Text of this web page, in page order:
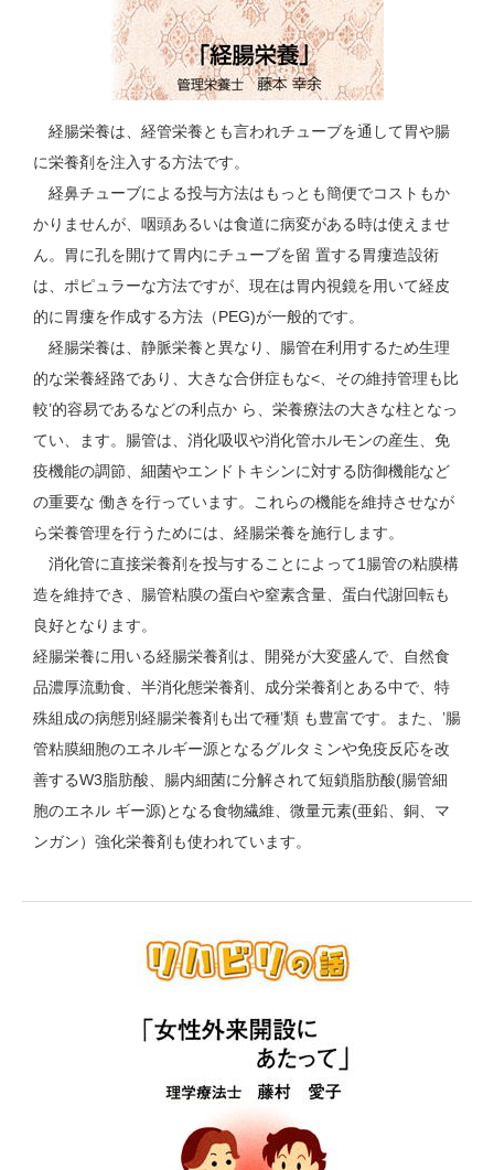
経腸栄養は、経管栄養とも言われチューブを通して胃や腸
に栄養剤を注入する方法です。
経鼻チューブによる投与方法はもっとも簡便でコストもか
かりませんが、咽頭あるいは食道に病変がある時は使えませ
ん。胃に孔を開けて胃内にチューブを留 置する胃瘻造設術
は、ポピュラーな方法ですが、現在は胃内視鏡を用いて経皮
的に胃瘻を作成する方法（PEG)が一般的です。
経腸栄養は、静脈栄養と異なり、腸管在利用するため生理
的な栄養経路であり、大きな合併症もな<、その維持管理も比
較’的容易であるなどの利点か ら、栄養療法の大きな柱となっ
てい、ます。腸管は、消化吸収や消化管ホルモンの産生、免
疫機能の調節、細菌やエンドトキシンに対する防御機能など
の重要な 働きを行っています。これらの機能を維持させなが
ら栄養管理を行うためには、経腸栄養を施行します。
消化管に直接栄養剤を投与することによって1腸管の粘膜構
造を維持でき、腸管粘膜の蛋白や窒素含量、蛋白代謝回転も
良好となります。
経腸栄養に用いる経腸栄養剤は、開発が大変盛んで、自然食
品濃厚流動食、半消化態栄養剤、成分栄養剤とある中で、特
殊組成の病態別経腸栄養剤も出で種’類 も豊富です。また、’腸
管粘膜細胞のエネルギー源となるグルタミンや免疫反応を改
善するW3脂肪酸、腸内細菌に分解されて短鎖脂肪酸(腸管細
胞のエネル ギー源)となる食物繊維、微量元素(亜鉛、銅、マ
ンガン）強化栄養剤も使われています。